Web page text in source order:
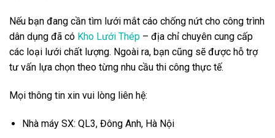
Nếu bạn đang cần tìm lưới mắt cáo chống nứt cho công trình
dân dụng đã có Kho Lưới Thép – địa chỉ chuyên cung cấp
các loại lưới chất lượng. Ngoài ra, bạn cũng sẽ được hỗ trợ
tư vấn lựa chọn theo từng nhu cầu thi công thực tế.
Mọi thông tin xin vui lòng liên hệ:
Nhà máy SX: QL3, Đông Anh, Hà Nội